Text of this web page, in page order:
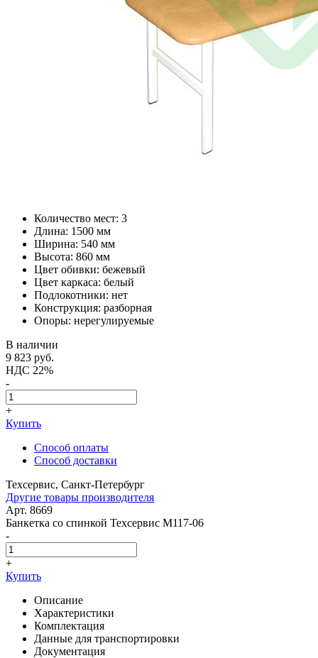
Количество мест: 3
Длина: 1500 мм
Ширина: 540 мм
Высота: 860 мм
Цвет обивки: бежевый
Цвет каркаса: белый
Подлокотники: нет
Конструкция: разборная
Опоры: нерегулируемые
В наличии
9 823 руб.
НДС 22%
-
+
Купить
Способ оплаты
Способ доставки
Техсервис, Санкт-Петербург
Другие товары производителя
Арт. 8669
Банкетка со спинкой Техсервис М117-06
-
+
Купить
Описание
Характеристики
Комплектация
Данные для транспортировки
Документация